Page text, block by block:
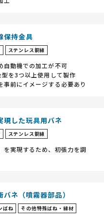
保持金具
ステンレス鋼線
自動機での加工が不可
を3つ以上使用して製作
事前にイメージする必要あり
現した玩具用バネ
ステンレス鋼線
を実現するため、初張力を調
ネ（噴霧器部品）
ばね
その他特殊ばね・線材